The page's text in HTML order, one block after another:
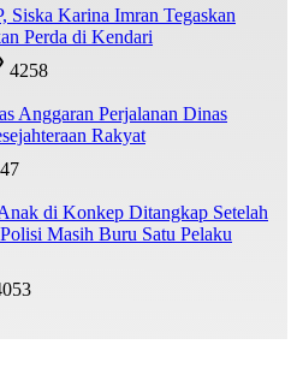
Siska Karina Imran Tegaskan
Perda di Kendari
4258
Anggaran Perjalanan Dinas
Rakyat
di Konkep Ditangkap Setelah
Masih Buru Satu Pelaku